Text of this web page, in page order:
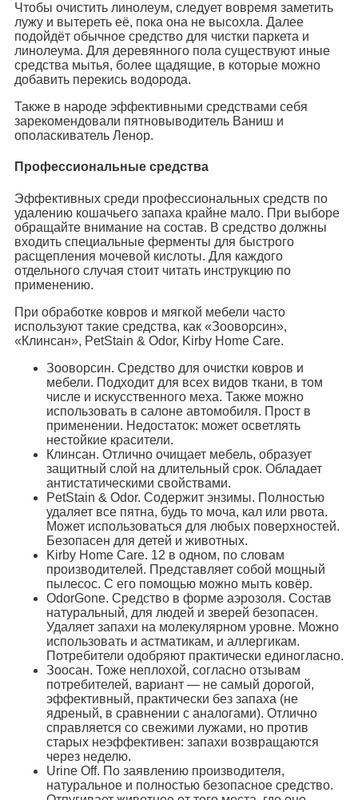
Чтобы очистить линолеум, следует вовремя заметить
лужу и вытереть её, пока она не высохла. Далее
подойдёт обычное средство для чистки паркета и
линолеума. Для деревянного пола существуют иные
средства мытья, более щадящие, в которые можно
добавить перекись водорода.
Также в народе эффективными средствами себя
зарекомендовали пятновыводитель Ваниш и
ополаскиватель Ленор.
Профессиональные средства
Эффективных среди профессиональных средств по
удалению кошачьего запаха крайне мало. При выборе
обращайте внимание на состав. В средство должны
входить специальные ферменты для быстрого
расщепления мочевой кислоты. Для каждого
отдельного случая стоит читать инструкцию по
применению.
При обработке ковров и мягкой мебели часто
используют такие средства, как «Зооворсин»,
«Клинсан», PetStain & Odor, Kirby Home Care.
Зооворсин. Средство для очистки ковров и
мебели. Подходит для всех видов ткани, в том
числе и искусственного меха. Также можно
использовать в салоне автомобиля. Прост в
применении. Недостаток: может осветлять
нестойкие красители.
Клинсан. Отлично очищает мебель, образует
защитный слой на длительный срок. Обладает
антистатическими свойствами.
PetStain & Odor. Содержит энзимы. Полностью
удаляет все пятна, будь то моча, кал или рвота.
Может использоваться для любых поверхностей.
Безопасен для детей и животных.
Kirby Home Care. 12 в одном, по словам
производителей. Представляет собой мощный
пылесос. С его помощью можно мыть ковёр.
OdorGone. Средство в форме аэрозоля. Состав
натуральный, для людей и зверей безопасен.
Удаляет запахи на молекулярном уровне. Можно
использовать и астматикам, и аллергикам.
Потребители одобряют практически единогласно.
Зоосан. Тоже неплохой, согласно отзывам
потребителей, вариант — не самый дорогой,
эффективный, практически без запаха (не
ядреный, в сравнении с аналогами). Отлично
справляется со свежими лужами, но против
старых неэффективен: запахи возвращаются
через неделю.
Urine Off. По заявлению производителя,
натуральное и полностью безопасное средство.